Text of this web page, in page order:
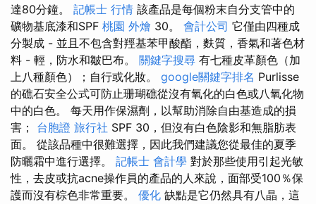
達80分鐘。 記帳士 行情 該產品是每個粉末自分支管中的
礦物基底漆和SPF 桃園 外燴 30。 會計公司 它僅由四種成
分製成 - 並且不包含對羥基苯甲酸酯，麩質，香氣和著色材
料 - 輕，防水和皺巴布。 關鍵字搜尋 有七種皮革顏色（加
上八種顏色）；自行或化妝。 google關鍵字排名 Purlisse
的礁石安全公式可防止珊瑚礁從沒有氧化的白色或八氧化物
中的白色。 每天用作保濕劑，以幫助消除自由基造成的損
害； 台胞證 旅行社 SPF 30，但沒有白色陰影和無脂肪表
面。 從該品種中很難選擇，因此我們建議您從最佳的夏季
防曬霜中進行選擇。 記帳士 會計學 對於那些使用引起光敏
性，去皮或抗acne操作員的產品的人來說，面部受100％保
護而沒有棕色非常重要。 優化 缺點是它仍然具有八晶，這